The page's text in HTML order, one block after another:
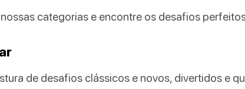
categorias e encontre os desafios
de desafios clássicos e novos, divertidos e